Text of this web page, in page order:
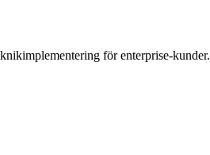
för enterprise-kunder.